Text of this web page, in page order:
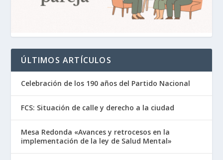
ÚLTIMOS ARTÍCULOS
Celebración de los 190 años del Partido Nacional
FCS: Situación de calle y derecho a la ciudad
Mesa Redonda «Avances y retrocesos en la
implementación de la ley de Salud Mental»